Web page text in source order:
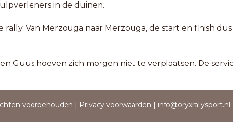
in de duinen.
rally. Van Merzouga naar Merzouga, de start en finish
Guus hoeven zich morgen niet te verplaatsen. De
voorbehouden | Privacy voorwaarden | info@oryxrallysport.nl